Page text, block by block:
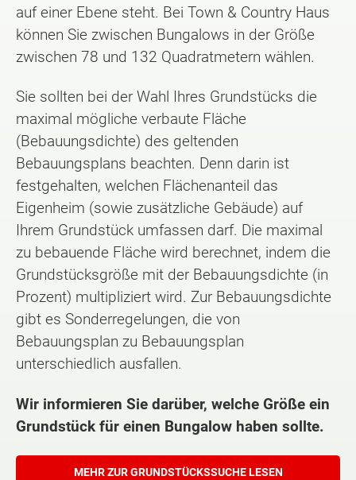
auf einer Ebene steht. Bei Town & Country Haus
können Sie zwischen Bungalows in der Größe
zwischen 78 und 132 Quadratmetern wählen.
Sie sollten bei der Wahl Ihres Grundstücks die
maximal mögliche verbaute Fläche
(Bebauungsdichte) des geltenden
Bebauungsplans beachten. Denn darin ist
festgehalten, welchen Flächenanteil das
Eigenheim (sowie zusätzliche Gebäude) auf
Ihrem Grundstück umfassen darf. Die maximal
zu bebauende Fläche wird berechnet, indem die
Grundstücksgröße mit der Bebauungsdichte (in
Prozent) multipliziert wird. Zur Bebauungsdichte
gibt es Sonderregelungen, die von
Bebauungsplan zu Bebauungsplan
unterschiedlich ausfallen.
Wir informieren Sie darüber, welche Größe ein
Grundstück für einen Bungalow haben sollte.
MEHR ZUR GRUNDSTÜCKSSUCHE LESEN